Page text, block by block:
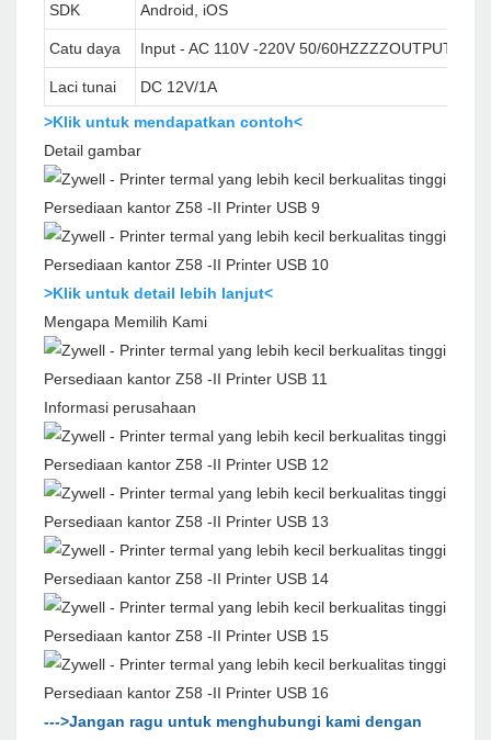
SDK Android, iOS
Catu daya Input - AC 110V -220V 50/60HZZZZOUTPUT -
Laci tunai
DC 12V/1A
>Klik untuk mendapatkan contoh<
Detail gambar
>Klik untuk detail lebih lanjut<
Mengapa Memilih Kami
Informasi perusahaan
--->Jangan ragu untuk menghubungi kami dengan